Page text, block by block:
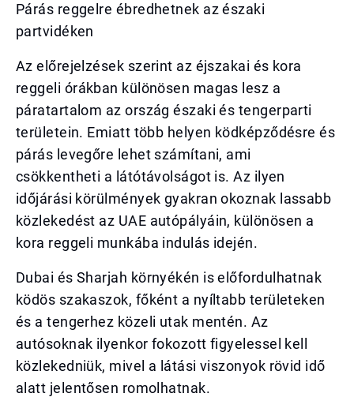
Párás reggelre ébredhetnek az északi
partvidéken
Az előrejelzések szerint az éjszakai és kora
reggeli órákban különösen magas lesz a
páratartalom az ország északi és tengerparti
területein. Emiatt több helyen ködképződésre és
párás levegőre lehet számítani, ami
csökkentheti a látótávolságot is. Az ilyen
időjárási körülmények gyakran okoznak lassabb
közlekedést az UAE autópályáin, különösen a
kora reggeli munkába indulás idején.
Dubai és Sharjah környékén is előfordulhatnak
ködös szakaszok, főként a nyíltabb területeken
és a tengerhez közeli utak mentén. Az
autósoknak ilyenkor fokozott figyelessel kell
közlekedniük, mivel a látási viszonyok rövid idő
alatt jelentősen romolhatnak.